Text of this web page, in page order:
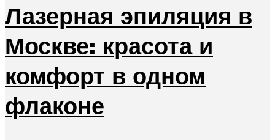
Лазерная эпиляция в
Москве: красота и
комфорт в одном
флаконе